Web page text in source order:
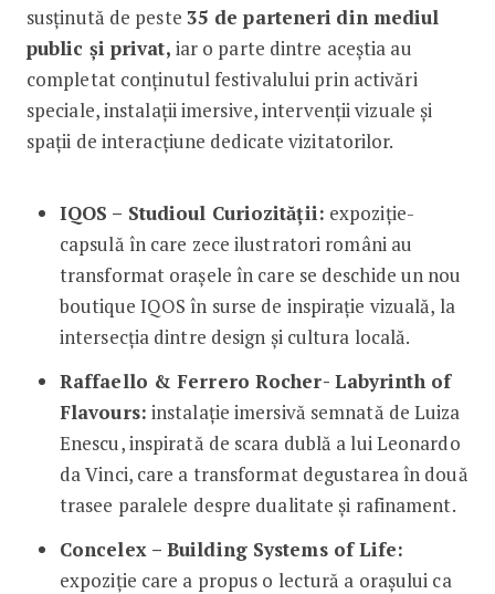
susținută de peste 35 de parteneri din mediul
public și privat, iar o parte dintre aceștia au
completat conținutul festivalului prin activări
speciale, instalații imersive, intervenții vizuale și
spații de interacțiune dedicate vizitatorilor.
IQOS – Studioul Curiozității: expoziție-
capsulă în care zece ilustratori români au
transformat orașele în care se deschide un nou
boutique IQOS în surse de inspirație vizuală, la
intersecția dintre design și cultura locală.
Raffaello & Ferrero Rocher- Labyrinth of
Flavours: instalație imersivă semnată de Luiza
Enescu, inspirată de scara dublă a lui Leonardo
da Vinci, care a transformat degustarea în două
trasee paralele despre dualitate și rafinament.
Concelex – Building Systems of Life:
expoziție care a propus o lectură a orașului ca